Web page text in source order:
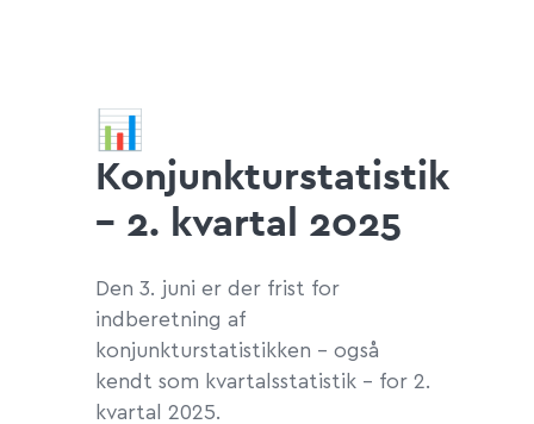
📊
Konjunkturstatistik
– 2. kvartal 2025
Den 3. juni er der frist for
indberetning af
konjunkturstatistikken – også
kendt som kvartalsstatistik – for 2.
kvartal 2025.